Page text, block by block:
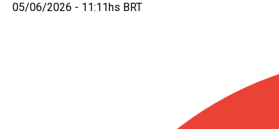
05/06/2026 - 11:11hs BRT